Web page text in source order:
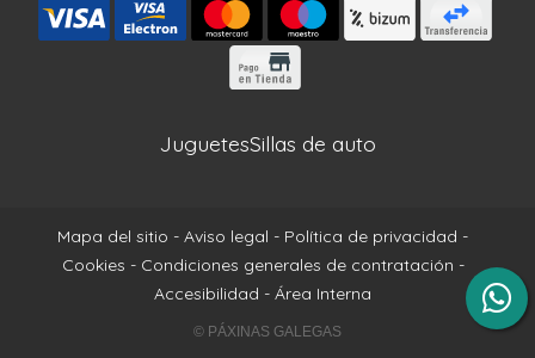
JuguetesSillas de auto
Mapa del sitio - Aviso legal - Política de privacidad -
Cookies - Condiciones generales de contratación -
Accesibilidad - Área Interna
© PÁXINAS GALEGAS